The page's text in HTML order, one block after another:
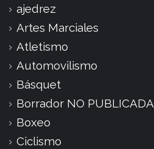
ajedrez
Artes Marciales
Atletismo
Automovilismo
Básquet
Borrador NO PUBLICADA
Boxeo
Ciclismo